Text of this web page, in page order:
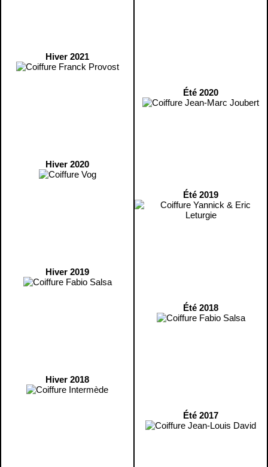
Hiver 2021
Hiver 2020
Hiver 2019
Hiver 2018
Été 2020
Été 2019
Été 2018
Été 2017